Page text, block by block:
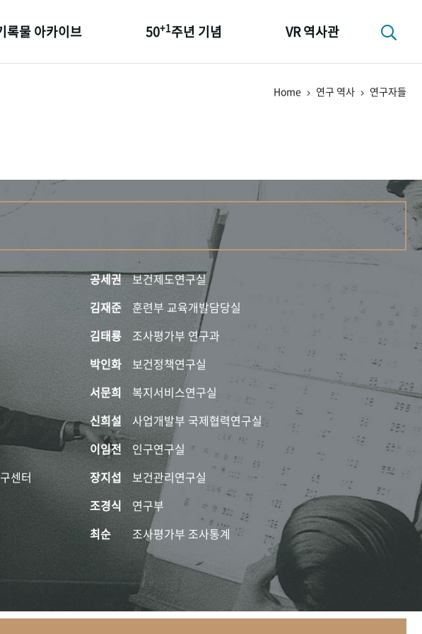
록물 아카이브 50+1주년 기념 VR 역사관
Home 연구 역사 연구자들
공세권
보건제도연구실
김재준
훈련부 교육개발담당실
김태룡
조사평가부 연구과
박인화
보건정책연구실
서문희
복지서비스연구실
신희설
사업개발부 국제협력연구실
이임전
인구연구실
센터 장지섭
보건관리연구실
조경식
연구부
최순
조사평가부 조사통계